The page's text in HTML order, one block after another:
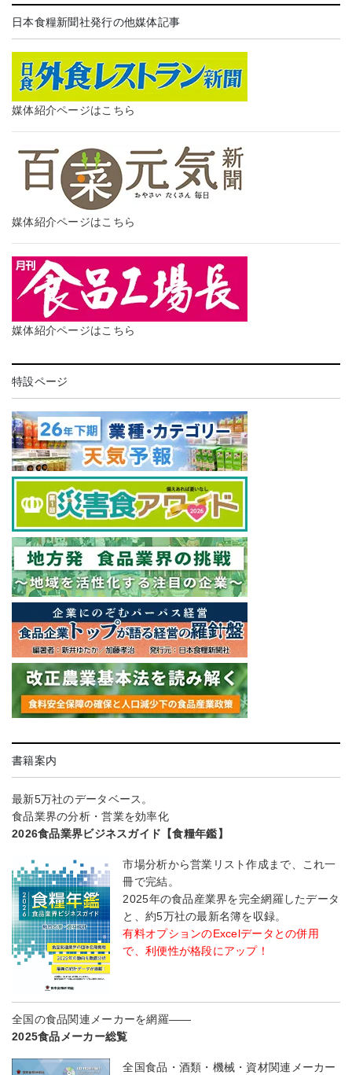
日本食糧新聞社発行の他媒体記事
媒体紹介ページはこちら
媒体紹介ページはこちら
媒体紹介ページはこちら
特設ページ
書籍案内
最新5万社のデータベース。
食品業界の分析・営業を効率化
2026食品業界ビジネスガイド【食糧年鑑】
市場分析から営業リスト作成まで、これ一
冊で完結。
2025年の食品産業界を完全網羅したデータ
と、約5万社の最新名簿を収録。
有料オプションのExcelデータとの併用
で、利便性が格段にアップ！
全国の食品関連メーカーを網羅――
2025食品メーカー総覧
全国食品・酒類・機械・資材関連メーカー